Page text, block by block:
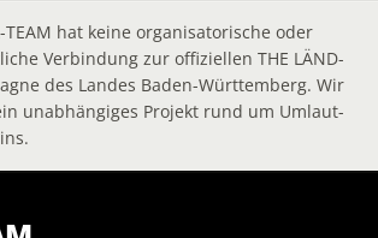
TEAM hat keine organisatorische oder
Verbindung zur offiziellen THE LÄND-
des Landes Baden-Württemberg. Wir
unabhängiges Projekt rund um Umlaut-